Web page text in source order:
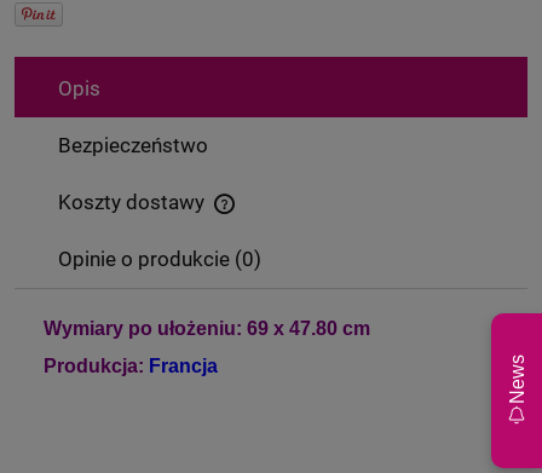
Opis
Bezpieczeństwo
Koszty dostawy
Cena nie zawiera ewentualnych kosztów płatności
Opinie o produkcie (0)
Wymiary po ułożeniu: 69 x 47.80 cm
Produkcja: Francja News